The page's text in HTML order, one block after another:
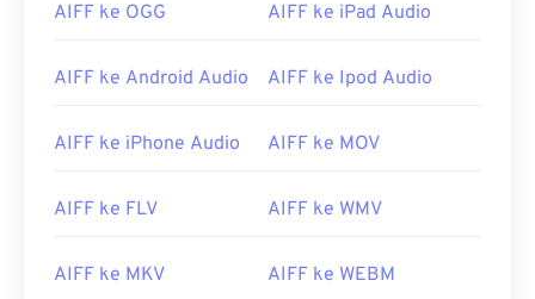
00 00 00
00 00 00
AIFF ke OGG AIFF ke iPad Audio
AIFF ke Android Audio AIFF ke Ipod Audio
AIFF ke iPhone Audio AIFF ke MOV
AIFF ke FLV AIFF ke WMV
AIFF ke MKV AIFF ke WEBM